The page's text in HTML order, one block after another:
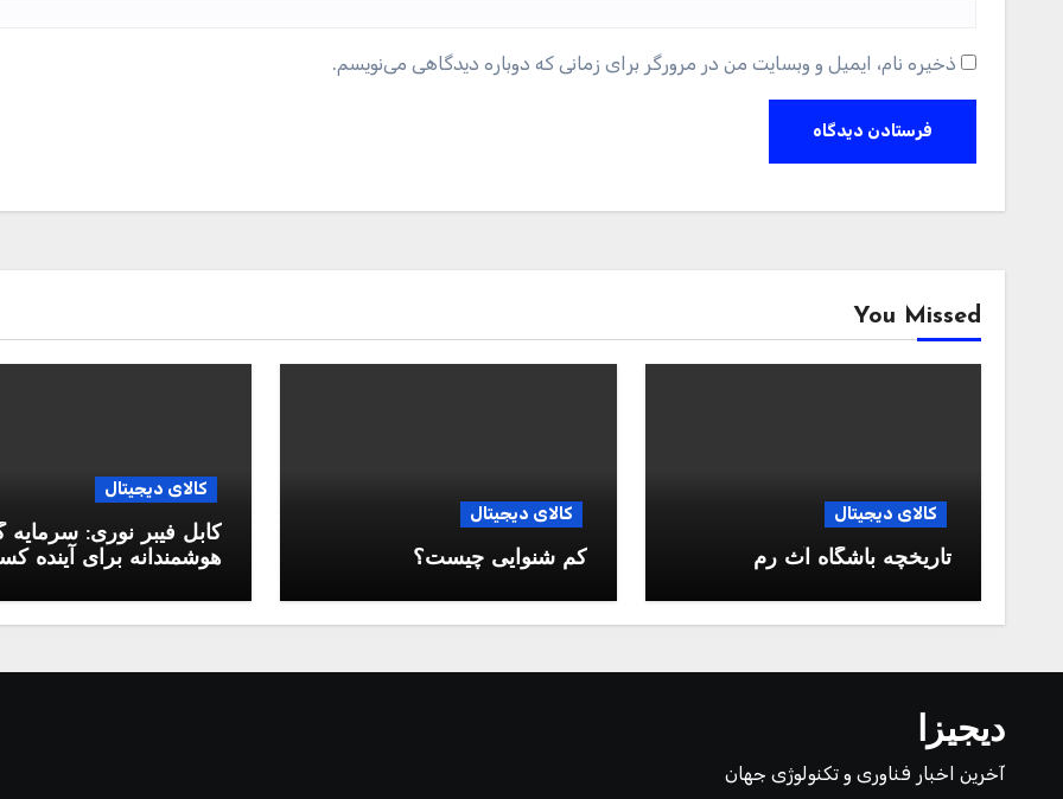
ذخیره نام، ایمیل و وبسایت من در مرورگر برای زمانی که دوباره دیدگاهی می‌نویسم.
You Missed
کالای دیجیتال
تاریخچه باشگاه آث رم
کالای دیجیتال
کم شنوایی چیست؟
کالای دیجیتال
کابل فیبر نوری: سرمایه
هوشمندانه برای آینده
دیجیزا
آخرین اخبار فناوری و تکنولوژی جهان